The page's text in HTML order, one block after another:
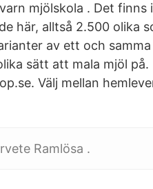
mjölskola . Det finns
här, alltså 2.500 olika
av ett och samma
sätt att mala mjöl på.
Välj mellan
Ramlösa .